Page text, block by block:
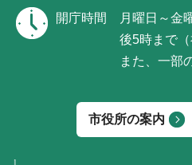
開庁時間
月曜日～金
後5時まで（
また、一部
市役所の案内